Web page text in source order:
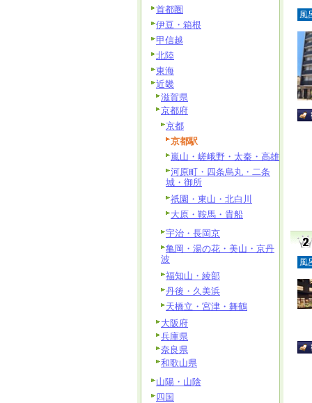
風
風
首都圏
伊豆・箱根
甲信越
北陸
東海
近畿
滋賀県
京都府
京都
京都駅
嵐山・嵯峨野・太秦・高雄
河原町・四条烏丸・二条
城・御所
祇園・東山・北白川
大原・鞍馬・貴船
宇治・長岡京
亀岡・湯の花・美山・京丹
波
福知山・綾部
丹後・久美浜
天橋立・宮津・舞鶴
大阪府
兵庫県
奈良県
和歌山県
山陽・山陰
四国